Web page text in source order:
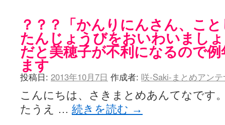
？？？「かんりにんさん、こ
たんじょうびをおいわいまし
だと美穂子が不利になるので
ます
投稿日: 2013年10月7日 作成者: 咲-Saki-まとめアン
こんにちは、さきまとめあんてなです
たうえ … 続きを読む →